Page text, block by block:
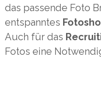
das passende Foto
entspanntes
Auch für das
Fotos eine